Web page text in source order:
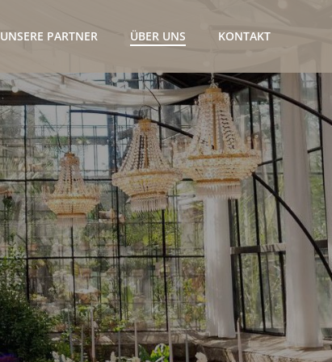
UNSERE PARTNER ÜBER UNS KONTAKT